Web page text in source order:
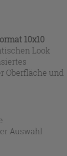
10x10
Look
Oberfläche und
statt
du ein
sowie
um ruhige
Auswahl